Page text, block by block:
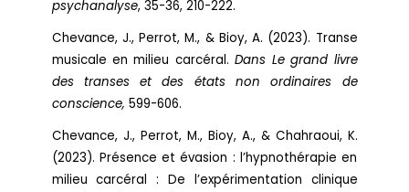
psychanalyse, 35-36, 210-222.
Chevance, J., Perrot, M., & Bioy, A. (2023). Transe
musicale en milieu carcéral.Dans Le grand livre
des transes et des états non ordinaires de
conscience, 599-606.
Chevance, J., Perrot, M., Bioy, A., & Chahraoui, K.
(2023). Présence et évasion : l’hypnothérapie en
milieu carcéral : De l’expérimentation clinique